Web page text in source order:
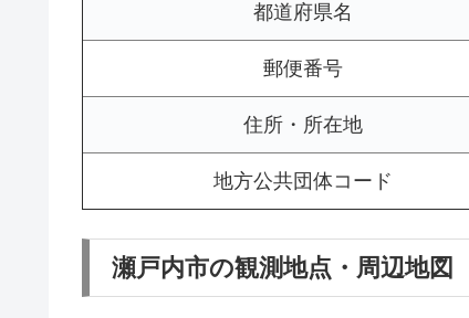
都道府県名
郵便番号
住所・所在地
地方公共団体コード
瀬戸内市の観測地点・周辺地図